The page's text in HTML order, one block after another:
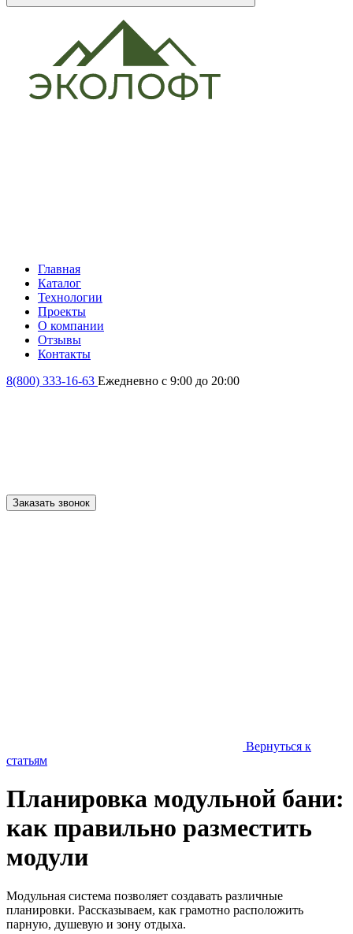
Главная
Каталог
Технологии
Проекты
О компании
Отзывы
Контакты
8(800) 333-16-63 Ежедневно с 9:00 до 20:00
Заказать звонок
Вернуться к
статьям
Планировка модульной бани:
как правильно разместить
модули
Модульная система позволяет создавать различные
планировки. Рассказываем, как грамотно расположить
парную, душевую и зону отдыха.